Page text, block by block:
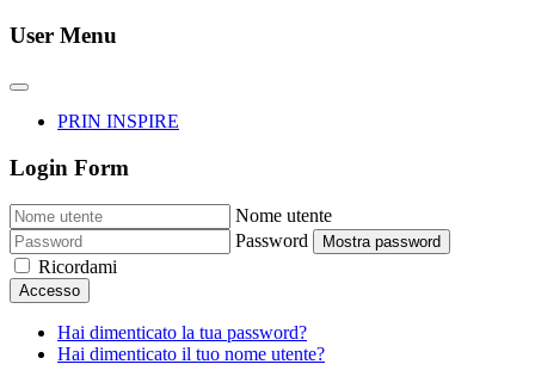
User Menu
PRIN INSPIRE
Login Form
Nome utente
Password
Mostra password
Ricordami
Accesso
Hai dimenticato la tua password?
Hai dimenticato il tuo nome utente?